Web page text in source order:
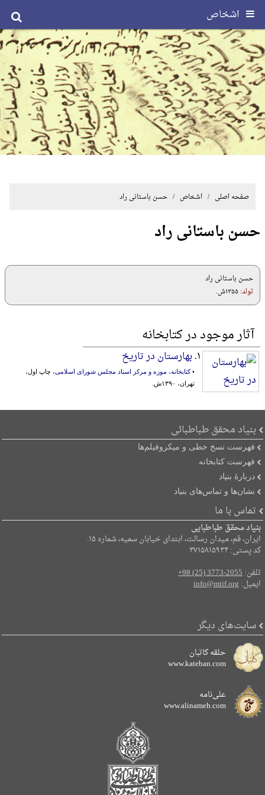
اشخاص
صفحه اصلی / اشخاص / حسن باستانی راد
حسن باستانی راد
حسن باستانی راد
تولد:۱۳۵۵ش.
آثار موجود در کتابخانه
۱. بهارستان در تاریخ
•کتابخانه، موزه و مرکز اسناد مجلس شورای اسلامی، چاپ اول،
تهران، ۱۳۹۰ش.
بنیاد محقق طباطبائی
فهرست نسخ خطی و میکروفیلم‌ها
فهرست کتابخانه
دربارۀ بنیاد
نشان‌ها و تماس‌های بنیاد
تماس با ما
بنیاد محقق طباطبایی
ایران، قم، میدان رسالت، ابتدای خیابان سمیه، شماره ۱۵.
کد پستی: ۳۷۱۵۸۱۵۹۳۴
تلفن:+98 (25) 3773-2055
ایمیل:info@mtif.org
سایت‌های دیگر
حلقه کاتبان
www.kateban.com
علی‌نامه
www.alinameh.com